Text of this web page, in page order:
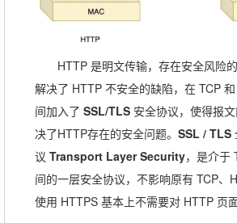
HTTP 是明文传输，存在安全风险
解决了 HTTP 不安全的缺陷，在 TCP
间加入了 SSL/TLS 安全协议，使得报
决了HTTP存在的安全问题。 SSL / TLS
议 Transport Layer Security，是介于
间的一层安全协议，不影响原有 TCP、
使用 HTTPS 基本上不需要对 HTTP 页